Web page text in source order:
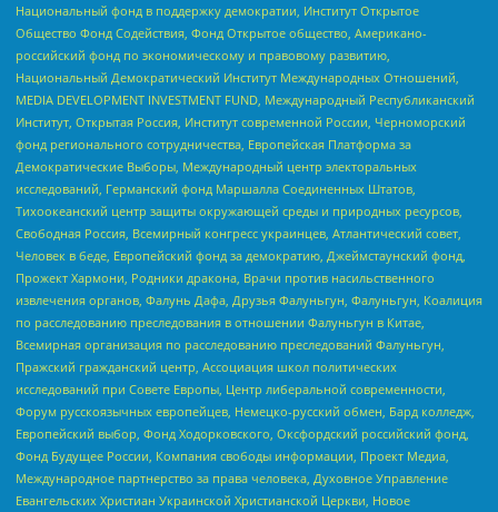
Национальный фонд в поддержку демократии, Институт Открытое
Общество Фонд Содействия, Фонд Открытое общество, Американо-
российский фонд по экономическому и правовому развитию,
Национальный Демократический Институт Международных Отношений,
MEDIA DEVELOPMENT INVESTMENT FUND, Международный Республиканский
Институт, Открытая Россия, Институт современной России, Черноморский
фонд регионального сотрудничества, Европейская Платформа за
Демократические Выборы, Международный центр электоральных
исследований, Германский фонд Маршалла Соединенных Штатов,
Тихоокеанский центр защиты окружающей среды и природных ресурсов,
Свободная Россия, Всемирный конгресс украинцев, Атлантический совет,
Человек в беде, Европейский фонд за демократию, Джеймстаунский фонд,
Прожект Хармони, Родники дракона, Врачи против насильственного
извлечения органов, Фалунь Дафа, Друзья Фалуньгун, Фалуньгун, Коалиция
по расследованию преследования в отношении Фалуньгун в Китае,
Всемирная организация по расследованию преследований Фалуньгун,
Пражский гражданский центр, Ассоциация школ политических
исследований при Совете Европы, Центр либеральной современности,
Форум русскоязычных европейцев, Немецко-русский обмен, Бард колледж,
Европейский выбор, Фонд Ходорковского, Оксфордский российский фонд,
Фонд Будущее России, Компания свободы информации, Проект Медиа,
Международное партнерство за права человека, Духовное Управление
Евангельских Христиан Украинской Христианской Церкви, Новое